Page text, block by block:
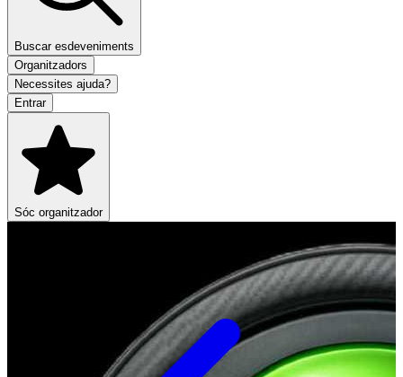
Buscar esdeveniments
Organitzadors
Necessites ajuda?
Entrar
Sóc organitzador